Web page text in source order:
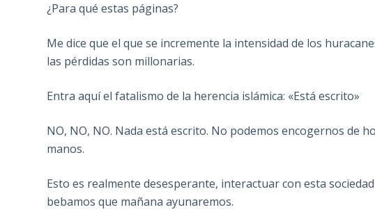
¿Para qué estas páginas?
Me dice que el que se incremente la intensidad de los
las pérdidas son millonarias.
Entra aquí el fatalismo de la herencia islámica: «Está escrito»
NO, NO, NO. Nada está escrito. No podemos encogernos de
manos.
Esto es realmente desesperante, interactuar con esta
bebamos que mañana ayunaremos.